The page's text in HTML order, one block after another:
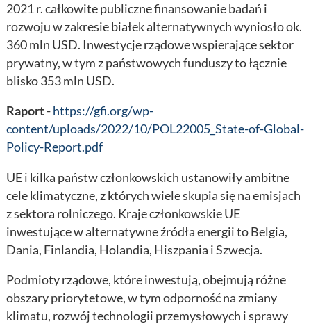
2021 r. całkowite publiczne finansowanie badań i
rozwoju w zakresie białek alternatywnych wyniosło ok.
360 mln USD. Inwestycje rządowe wspierające sektor
prywatny, w tym z państwowych funduszy to łącznie
blisko 353 mln USD.
Raport-https://gfi.org/wp-
content/uploads/2022/10/POL22005_State-of-Global-
Policy-Report.pdf
UE i kilka państw członkowskich ustanowiły ambitne
cele klimatyczne, z których wiele skupia się na emisjach
z sektora rolniczego. Kraje członkowskie UE
inwestujące w alternatywne źródła energii to Belgia,
Dania, Finlandia, Holandia, Hiszpania i Szwecja.
Podmioty rządowe, które inwestują, obejmują różne
obszary priorytetowe, w tym odporność na zmiany
klimatu, rozwój technologii przemysłowych i sprawy